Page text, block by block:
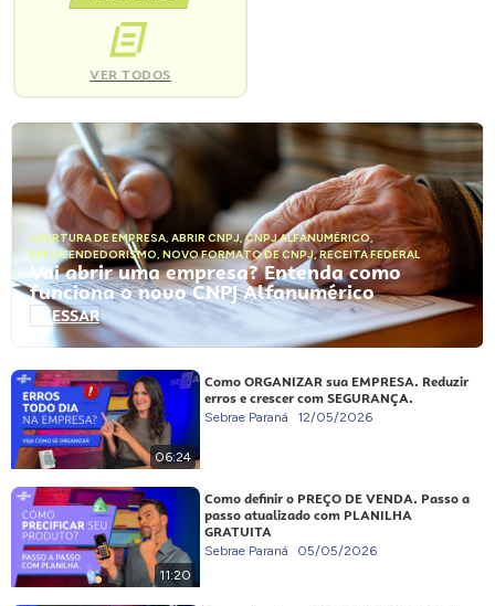
VER TODOS
ABERTURA DE EMPRESA, ABRIR CNPJ,CNPJ ALFANUMÉRICO,
EMPREENDEDORISMO, NOVO FORMATO DE CNPJ,RECEITA FEDERAL
Vai abrir uma empresa? Entenda como
funciona o novo CNPJ Alfanumérico
ACESSAR
06:24
Como ORGANIZAR sua EMPRESA. Reduzir
erros e crescer com SEGURANÇA.
Sebrae Paraná 12/05/2026
11:20
Como definir o PREÇO DE VENDA. Passo a
passo atualizado com PLANILHA
GRATUITA
Sebrae Paraná 05/05/2026